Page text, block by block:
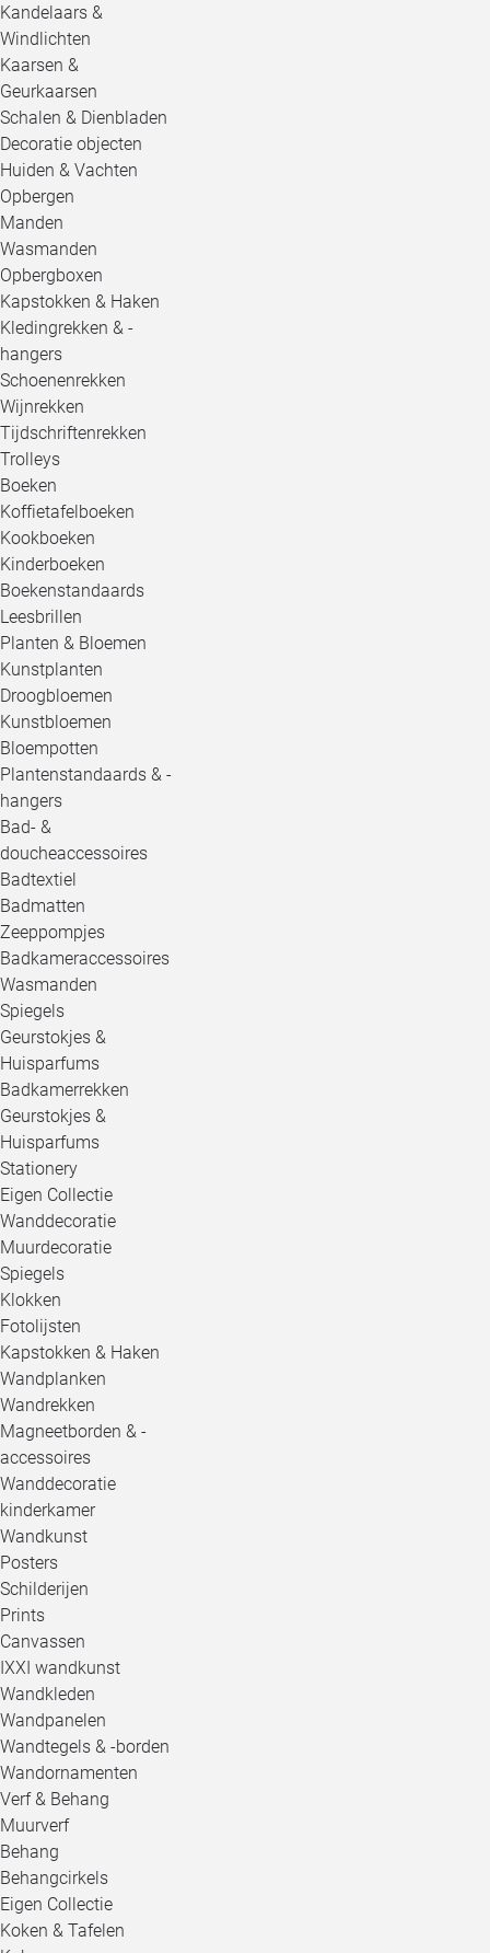
Kandelaars &
Windlichten
Kaarsen &
Geurkaarsen
Schalen & Dienbladen
Decoratie objecten
Huiden & Vachten
Opbergen
Manden
Wasmanden
Opbergboxen
Kapstokken & Haken
Kledingrekken & -
hangers
Schoenenrekken
Wijnrekken
Tijdschriftenrekken
Trolleys
Boeken
Koffietafelboeken
Kookboeken
Kinderboeken
Boekenstandaards
Leesbrillen
Planten & Bloemen
Kunstplanten
Droogbloemen
Kunstbloemen
Bloempotten
Plantenstandaards & -
hangers
Bad- &
doucheaccessoires
Badtextiel
Badmatten
Zeeppompjes
Badkameraccessoires
Wasmanden
Spiegels
Geurstokjes &
Huisparfums
Badkamerrekken
Geurstokjes &
Huisparfums
Stationery
Eigen Collectie
Wanddecoratie
Muurdecoratie
Spiegels
Klokken
Fotolijsten
Kapstokken & Haken
Wandplanken
Wandrekken
Magneetborden & -
accessoires
Wanddecoratie
kinderkamer
Wandkunst
Posters
Schilderijen
Prints
Canvassen
IXXI wandkunst
Wandkleden
Wandpanelen
Wandtegels & -borden
Wandornamenten
Verf & Behang
Muurverf
Behang
Behangcirkels
Eigen Collectie
Koken & Tafelen